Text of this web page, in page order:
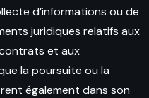
d’informations ou de
juridiques relatifs aux
et aux
la poursuite ou la
également dans son